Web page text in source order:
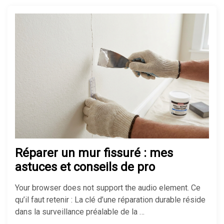
Comment isoler un sol froid sans
tout casser chez soi
Réussir son isolation de mur
mince pour gagner de la place
Soigner un hibiscus dont les
feuilles jaunissent facilement
Réparer un mur fissuré : mes
astuces et conseils de pro
Your browser does not support the audio element. Ce
qu’il faut retenir : La clé d’une réparation durable réside
dans la surveillance préalable de la …